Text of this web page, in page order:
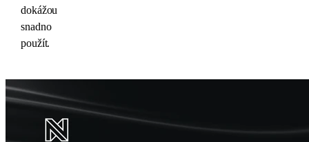
dokážou
snadno
použít.